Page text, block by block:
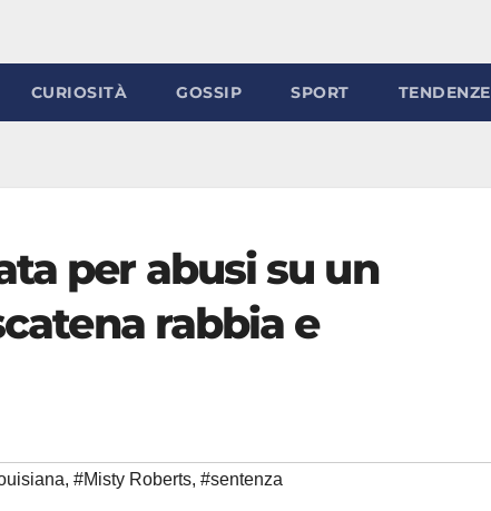
CURIOSITÀ GOSSIP SPORT TENDENZE
per abusi su un
rabbia e
, #Misty Roberts, #sentenza